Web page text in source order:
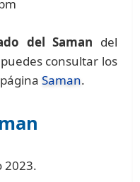
del Saman del
consultar los
Saman.
2023.